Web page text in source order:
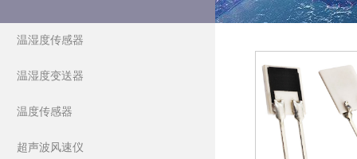
温湿度传感器
温湿度变送器
温度传感器
超声波风速仪